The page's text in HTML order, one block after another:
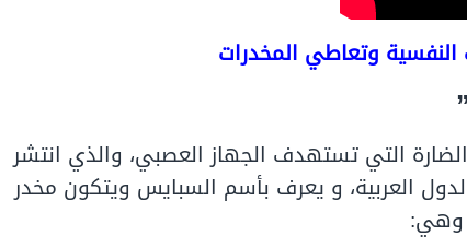
النفسية وتعاطي المخدرات
التي تستهدف الجهاز العصبي، والذي انتشر
العربية، و يعرف بأسم السبايس ويتكون مخدر